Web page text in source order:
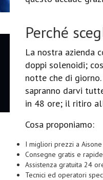
Perché
La nostra azienda
doppi solenoidi;
notte che di
sapranno darvi
in 48 ore; il ritiro
Cosa proponiamo:
I migliori prezzi a
Consegne gratis e
Assistenza gratuita 24
Tecnici ed operatori